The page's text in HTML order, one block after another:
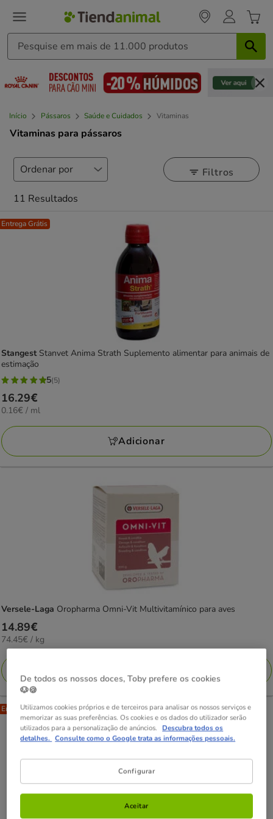
Início Pássaros Saúde e Cuidados Vitaminas
Vitaminas para pássaros
Filtros
11 Resultados
Entrega Grátis
Stangest Stanvet Anima Strath Suplemento alimentar para animais de
estimação
5
estrelas
com
5
avaliações
5(5)
Preço
16.29€
16.29€
0.16€
ML
0.16€ / ml
Adicionar
Versele-Laga Oropharma Omni-Vit Multivitamínico para aves
Preço
14.89€
14.89€
74.45€
por
KG
74.45€ / kg
Entrega Grátis
De todos os nossos doces, Toby prefere os cookies
🐶🍪
Utilizamos cookies próprios e de terceiros para analisar os nossos serviços e
memorizar as suas preferências. Os cookies e os dados do utilizador serão
utilizados para a personalização de anúncios. Descubra todos os
detalhes. Consulte como o Google trata as informações pessoais.
Configurar
Aceitar